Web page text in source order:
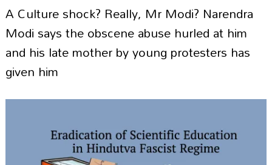
A Culture shock? Really, Mr Modi? Narendra
Modi says the obscene abuse hurled at him
and his late mother by young protesters has
given him